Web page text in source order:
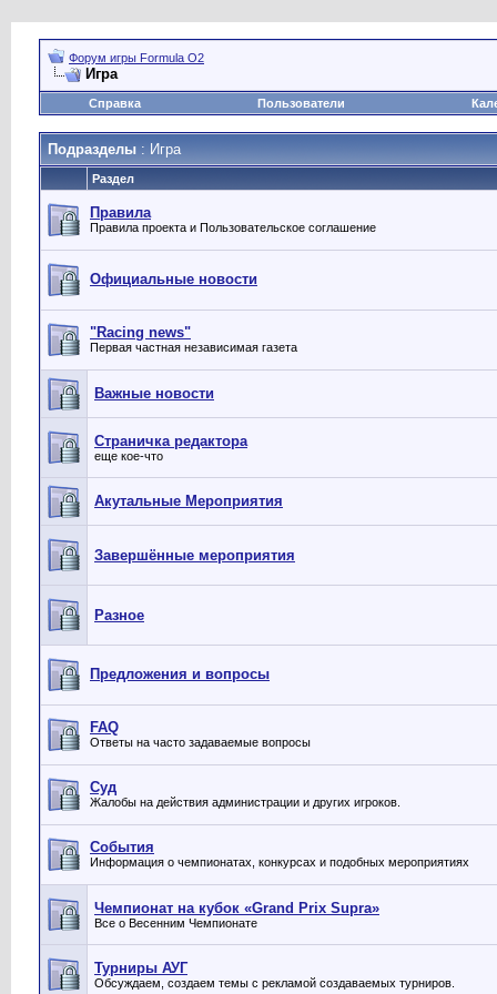
Форум игры Formula O2
Игра
Справка Пользователи
Подразделы : Игра
Раздел
Правила
Правила проекта и Пользовательское соглашение
Официальные новости
"Racing news"
Первая частная независимая газета
Важные новости
Страничка редактора
еще кое-что
Акутальные Мероприятия
Завершённые мероприятия
Разное
Предложения и вопросы
FAQ
Ответы на часто задаваемые вопросы
Суд
Жалобы на действия администрации и других игроков.
События
Информация о чемпионатах, конкурсах и подобных мероприятиях
Чемпионат на кубок «Grand Prix Supra»
Все о Весенним Чемпионате
Турниры АУГ
Обсуждаем, создаем темы с рекламой создаваемых турниров.